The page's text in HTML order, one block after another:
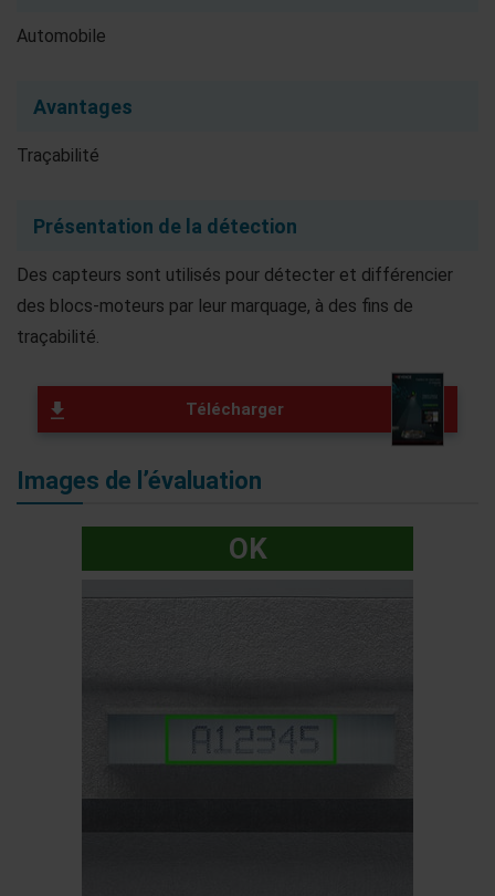
Automobile
Avantages
Traçabilité
Présentation de la détection
Des capteurs sont utilisés pour détecter et différencier
des blocs-moteurs par leur marquage, à des fins de
traçabilité.
Télécharger
Images de l’évaluation
OK